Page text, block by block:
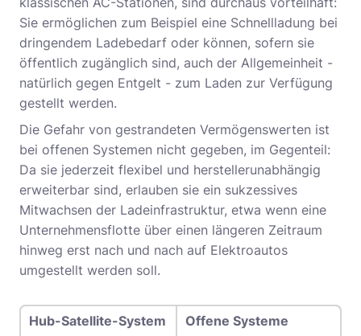
Sie ermöglichen zum Beispiel eine Schnellladung bei
dringendem Ladebedarf oder können, sofern sie
öffentlich zugänglich sind, auch der Allgemeinheit -
natürlich gegen Entgelt - zum Laden zur Verfügung
gestellt werden.
Die Gefahr von gestrandeten Vermögenswerten ist
bei offenen Systemen nicht gegeben, im Gegenteil:
Da sie jederzeit flexibel und herstellerunabhängig
erweiterbar sind, erlauben sie ein sukzessives
Mitwachsen der Ladeinfrastruktur, etwa wenn eine
Unternehmensflotte über einen längeren Zeitraum
hinweg erst nach und nach auf Elektroautos
umgestellt werden soll.
Hub-Satellite-System
Offene Systeme